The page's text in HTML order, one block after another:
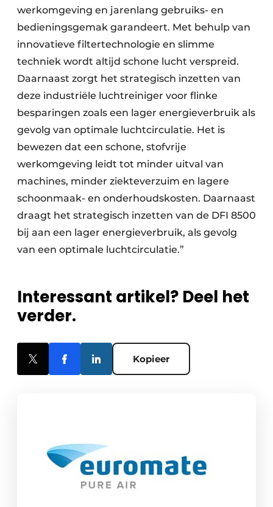
werk­omgeving en jarenlang gebruiks- en
bedienings­­gemak garandeert. Met behulp van
innovatieve filtertechnologie en slimme
techniek wordt altijd schone lucht verspreid.
Daarnaast zorgt het strategisch inzetten van
deze industriële lucht­reiniger voor flinke
besparingen zoals een lager energieverbruik als
gevolg van optimale luchtcirculatie. Het is
bewezen dat een schone, stofvrije
werkomgeving leidt tot minder uitval van
machines, minder ziekteverzuim en lagere
schoonmaak- en onderhoudskosten. Daarnaast
draagt het strategisch inzetten van de DFI 8500
bij aan een lager energieverbruik, als gevolg
van een optimale luchtcirculatie.”
Interessant artikel? Deel het
verder.
Kopieer